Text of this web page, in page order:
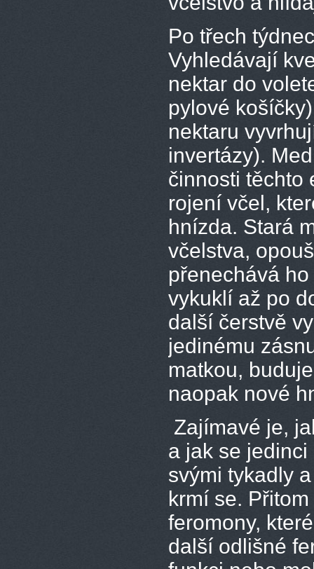
Po třech
Vyhledávají
nektar do
pylové
nektaru
invertázy).
činnosti těchto
rojení včel,
hnízda. Stará
včelstva,
přenechává
vykuklí až po
další čerstvě
jedinému
matkou,
naopak nové
Zajímavé je,
a jak se
svými tykadly
krmí se.
feromony,
další odlišné